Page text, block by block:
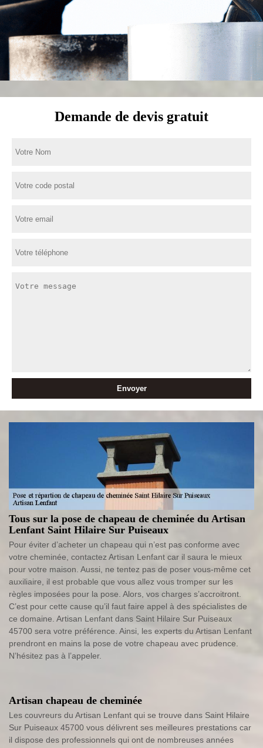
Demande de devis gratuit
Tous sur la pose de chapeau de cheminée du Artisan
Lenfant Saint Hilaire Sur Puiseaux
Pour éviter d’acheter un chapeau qui n’est pas conforme avec
votre cheminée, contactez Artisan Lenfant car il saura le mieux
pour votre maison. Aussi, ne tentez pas de poser vous-même cet
auxiliaire, il est probable que vous allez vous tromper sur les
règles imposées pour la pose. Alors, vos charges s’accroitront.
C’est pour cette cause qu’il faut faire appel à des spécialistes de
ce domaine. Artisan Lenfant dans Saint Hilaire Sur Puiseaux
45700 sera votre préférence. Ainsi, les experts du Artisan Lenfant
prendront en mains la pose de votre chapeau avec prudence.
N’hésitez pas à l’appeler.
Artisan chapeau de cheminée
Les couvreurs du Artisan Lenfant qui se trouve dans Saint Hilaire
Sur Puiseaux 45700 vous délivrent ses meilleures prestations car
il dispose des professionnels qui ont de nombreuses années